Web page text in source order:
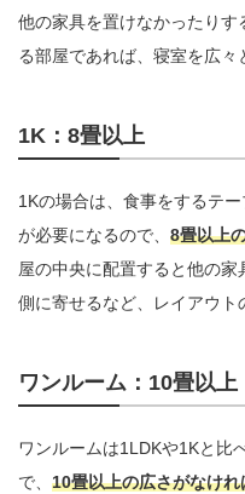
他の家具を置けなかったり
る部屋であれば、寝室を広々
1K：8畳以上
1Kの場合は、食事をするテ
が必要になるので、 8畳以上
屋の中央に配置すると他の
側に寄せるなど、レイアウト
ワンルーム：10畳以上
ワンルームは1LDKや1Kと比
で、 10畳以上の広さがなけ